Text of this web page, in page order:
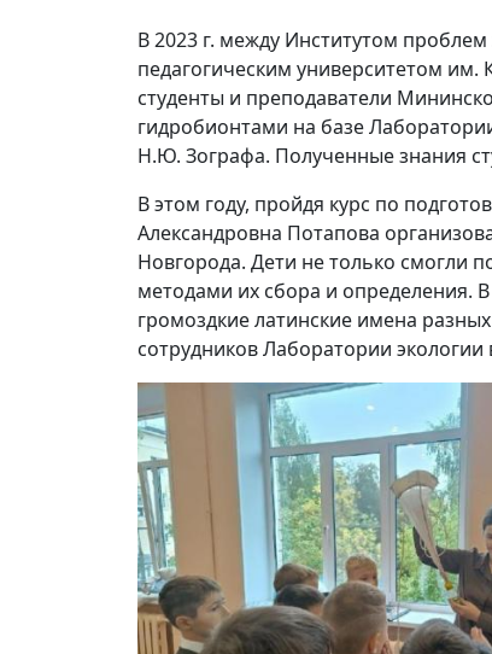
В 2023 г. между Институтом
педагогическим университетом
студенты и преподаватели
гидробионтами на базе
Н.Ю. Зографа. Полученные знания
В этом году, пройдя курс по
Александровна Потапова
Новгорода. Дети не только смогли
методами их сбора и определения.
громоздкие латинские имена
сотрудников Лаборатории